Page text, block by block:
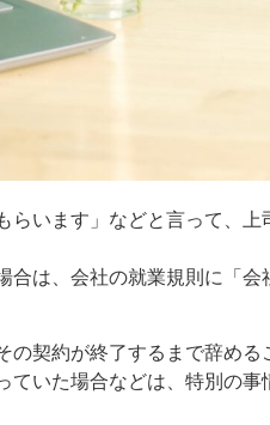
います」などと言って、
は、会社の就業規則に「
契約が終了するまで辞める
ていた場合などは、特別の